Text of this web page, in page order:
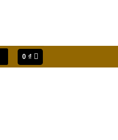
0 ₫